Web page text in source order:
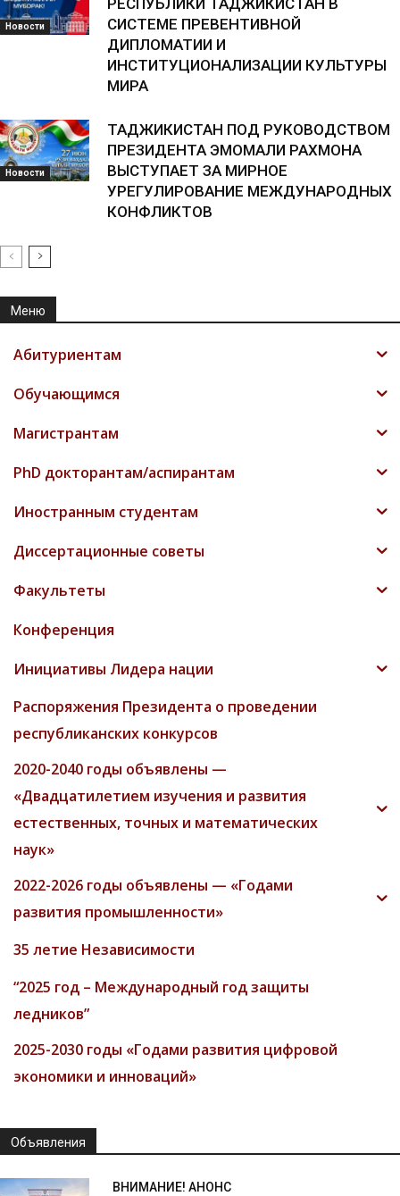
Новости
РЕСПУБЛИКИ ТАДЖИКИСТАН В
СИСТЕМЕ ПРЕВЕНТИВНОЙ
ДИПЛОМАТИИ И
ИНСТИТУЦИОНАЛИЗАЦИИ КУЛЬТУРЫ
МИРА
Новости
ТАДЖИКИСТАН ПОД РУКОВОДСТВОМ
ПРЕЗИДЕНТА ЭМОМАЛИ РАХМОНА
ВЫСТУПАЕТ ЗА МИРНОЕ
УРЕГУЛИРОВАНИЕ МЕЖДУНАРОДНЫХ
КОНФЛИКТОВ
Меню
Абитуриентам
Обучающимся
Магистрантам
PhD докторантам/аспирантам
Иностранным студентам
Диссертационные советы
Факультеты
Конференция
Инициативы Лидера нации
Распоряжения Президента о проведении
республиканских конкурсов
2020-2040 годы объявлены —
«Двадцатилетием изучения и развития
естественных, точных и математических
наук»
2022-2026 годы объявлены — «Годами
развития промышленности»
35 летие Независимости
“2025 год – Международный год защиты
ледников”
2025-2030 годы «Годами развития цифровой
экономики и инноваций»
Объявления
ВНИМАНИЕ! АНОНС